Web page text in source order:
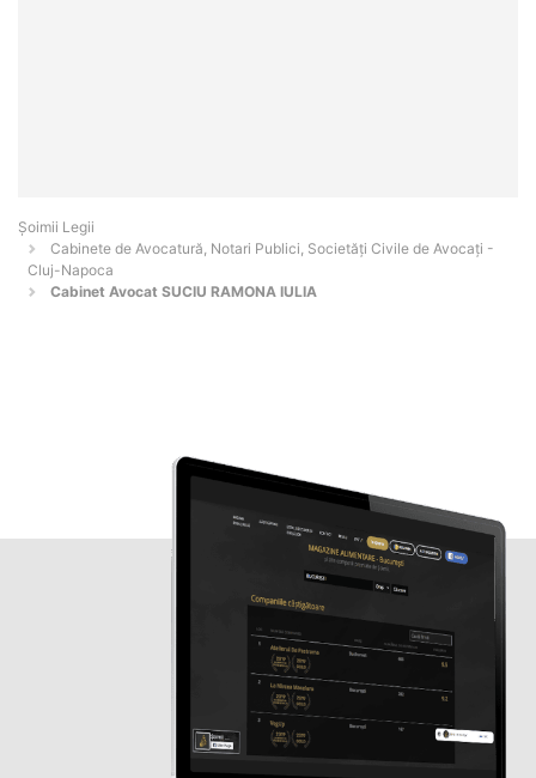
Șoimii Legii
Cabinete de Avocatură, Notari Publici, Societăți Civile de Avocați -
Cluj-Napoca
Cabinet Avocat SUCIU RAMONA IULIA